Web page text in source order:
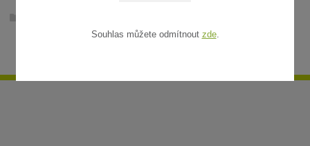
Souhlas můžete odmítnout zde.